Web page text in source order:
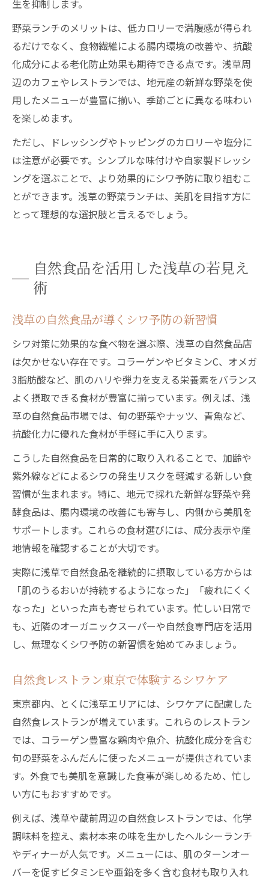
生を抑制します。
野菜ランチのメリットは、低カロリーで満腹感が得られ
るだけでなく、食物繊維による腸内環境の改善や、抗酸
化成分による老化防止効果も期待できる点です。浅草周
辺のカフェやレストランでは、地元産の新鮮な野菜を使
用したメニューが豊富に揃い、季節ごとに異なる味わい
を楽しめます。
ただし、ドレッシングやトッピングのカロリーや塩分に
は注意が必要です。シンプルな味付けや自家製ドレッシ
ングを選ぶことで、より効果的にシワ予防に取り組むこ
とができます。浅草の野菜ランチは、美肌を目指す方に
とって理想的な選択肢と言えるでしょう。
自然食品を活用した浅草の若見え
術
浅草の自然食品が導くシワ予防の新習慣
シワ対策に効果的な食べ物を選ぶ際、浅草の自然食品店
は欠かせない存在です。コラーゲンやビタミンC、オメガ
3脂肪酸など、肌のハリや弾力を支える栄養素をバランス
よく摂取できる食材が豊富に揃っています。例えば、浅
草の自然食品市場では、旬の野菜やナッツ、青魚など、
抗酸化力に優れた食材が手軽に手に入ります。
こうした自然食品を日常的に取り入れることで、加齢や
紫外線などによるシワの発生リスクを軽減する新しい食
習慣が生まれます。特に、地元で採れた新鮮な野菜や発
酵食品は、腸内環境の改善にも寄与し、内側から美肌を
サポートします。これらの食材選びには、成分表示や産
地情報を確認することが大切です。
実際に浅草で自然食品を継続的に摂取している方からは
「肌のうるおいが持続するようになった」「疲れにくく
なった」といった声も寄せられています。忙しい日常で
も、近隣のオーガニックスーパーや自然食専門店を活用
し、無理なくシワ予防の新習慣を始めてみましょう。
自然食レストラン東京で体験するシワケア
東京都内、とくに浅草エリアには、シワケアに配慮した
自然食レストランが増えています。これらのレストラン
では、コラーゲン豊富な鶏肉や魚介、抗酸化成分を含む
旬の野菜をふんだんに使ったメニューが提供されていま
す。外食でも美肌を意識した食事が楽しめるため、忙し
い方にもおすすめです。
例えば、浅草や蔵前周辺の自然食レストランでは、化学
調味料を控え、素材本来の味を生かしたヘルシーランチ
やディナーが人気です。メニューには、肌のターンオー
バーを促すビタミンEや亜鉛を多く含む食材も取り入れ